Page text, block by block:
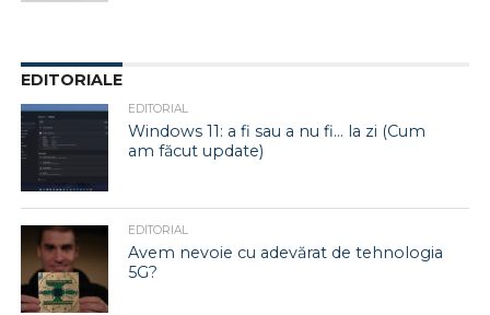
EDITORIALE
EDITORIAL
Windows 11: a fi sau a nu fi… la zi (Cum
am făcut update)
EDITORIAL
Avem nevoie cu adevărat de tehnologia
5G?